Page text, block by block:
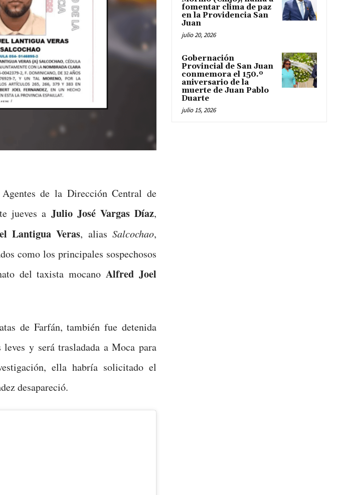
de la Dirección Central de
jueves a Julio José Vargas Díaz,
Lantigua Veras, aliasSalcochao,
como los principales sospechosos
del taxista mocanoAlfred Joel
de Farfán, también fue detenida
y será trasladada a Moca para
ella habría solicitado el
desapareció.
fomentar clima de paz
en la Providencia San
Juan
julio 20, 2026
Gobernación
Provincial de San Juan
conmemora el 150.º
aniversario de la
muerte de Juan Pablo
Duarte
julio 15, 2026